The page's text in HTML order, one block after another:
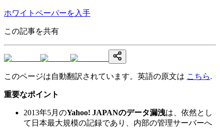
ホワイトペーパーを入手
この記事を共有
このページは自動翻訳されています。英語の原文は こちら.
重要なポイント
2013年5月のYahoo! JAPANのデータ漏洩は、依然とし
て日本最大規模の記録であり、内部の管理サーバーへ